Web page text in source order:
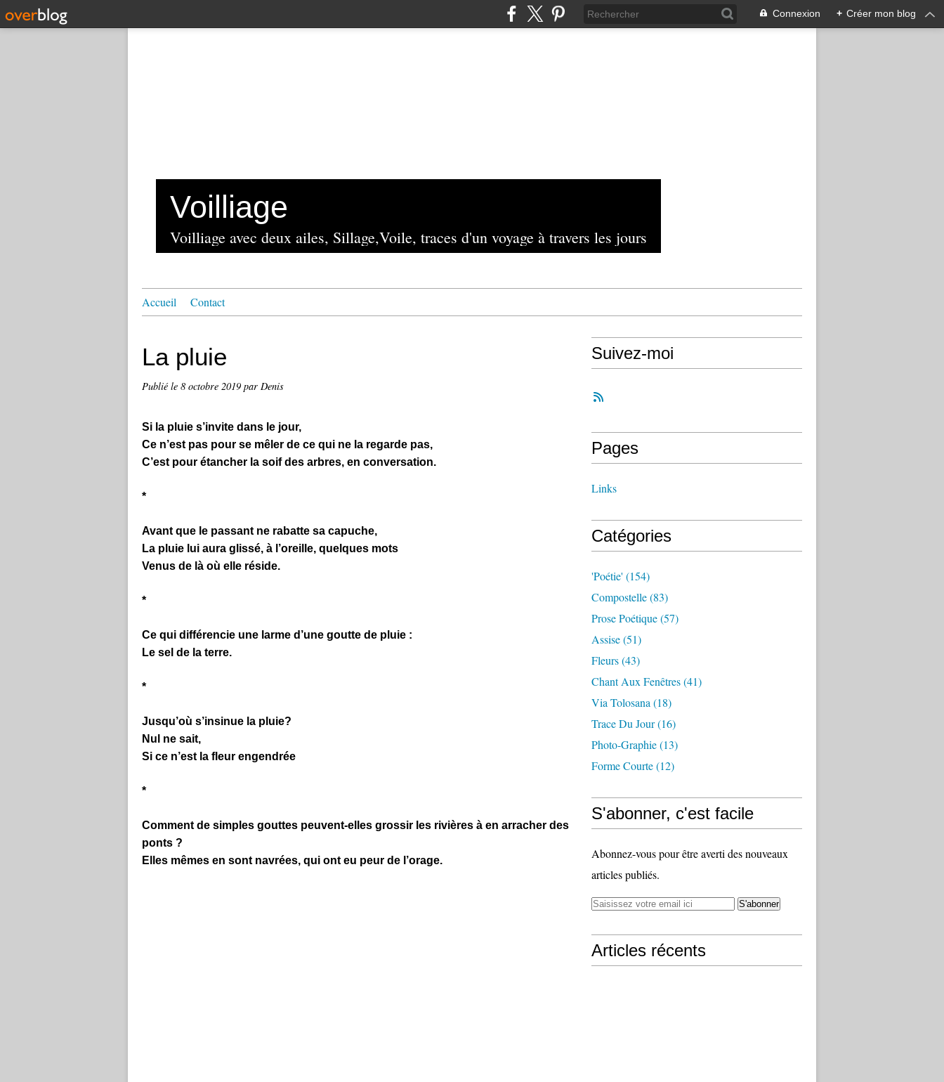
Connexion + Créer mon blog
Voilliage
Voilliage avec deux ailes, Sillage,Voile, traces d'un voyage à travers les jours
Accueil Contact
La pluie
Publié le 8 octobre 2019 par Denis
Si la pluie s’invite dans le jour,
Ce n’est pas pour se mêler de ce qui ne la regarde pas,
C’est pour étancher la soif des arbres, en conversation.
*
Avant que le passant ne rabatte sa capuche,
La pluie lui aura glissé, à l’oreille, quelques mots
Venus de là où elle réside.
*
Ce qui différencie une larme d’une goutte de pluie :
Le sel de la terre.
*
Jusqu’où s’insinue la pluie?
Nul ne sait,
Si ce n’est la fleur engendrée
*
Comment de simples gouttes peuvent-elles grossir les rivières à en arracher des
ponts ?
Elles mêmes en sont navrées, qui ont eu peur de l’orage.
Suivez-moi
Pages
Links
Catégories
'poétie' (154)
Compostelle(83)
Prose Poétique(57)
Assise(51)
Fleurs(43)
Chant Aux Fenêtres(41)
Via Tolosana (18)
Trace Du Jour(16)
Photo-Graphie(13)
Forme Courte(12)
S'abonner, c'est facile
Abonnez-vous pour être averti des nouveaux
articles publiés.
Articles récents